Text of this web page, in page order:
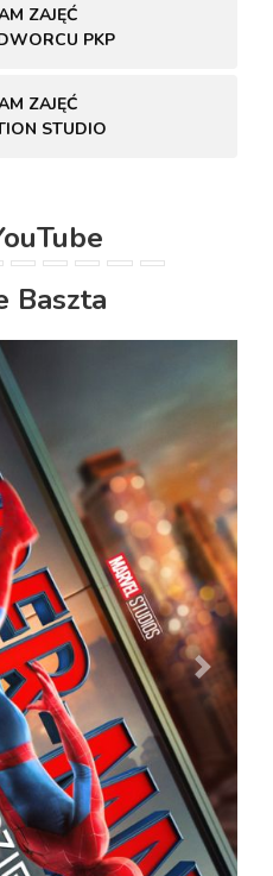
ZAJĘĆ
PKP
ZAJĘĆ
STUDIO
Baszta
NEXT